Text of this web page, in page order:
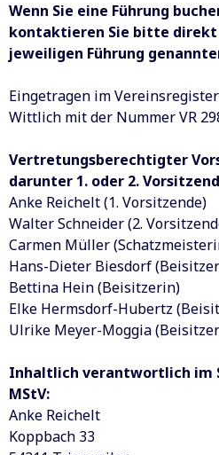
Wenn Sie eine Führung
kontaktieren Sie bitte direkt
jeweiligen Führung
Eingetragen im
Wittlich mit der Nummer VR
Vertretungsberechtigter
darunter 1. oder 2.
Anke Reichelt (1. Vorsitzende)
Walter Schneider (2.
Carmen Müller
Hans-Dieter Biesdorf
Bettina Hein (Beisitzerin)
Elke Hermsdorf-Hubertz
Ulrike Meyer-Moggia
Inhaltlich verantwortlich im
MStV:
Anke Reichelt
Koppbach 33